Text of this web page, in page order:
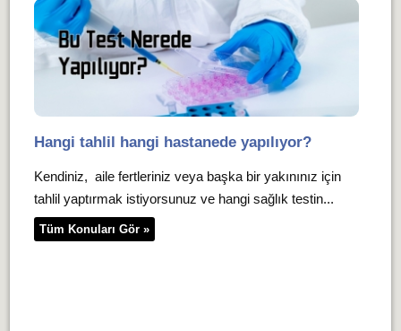
Hangi tahlil hangi hastanede yapılıyor?
Kendiniz, aile fertleriniz veya başka bir yakınınız için
tahlil yaptırmak istiyorsunuz ve hangi sağlık testin...
Tüm Konuları Gör »